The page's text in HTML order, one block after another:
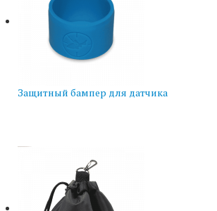
Защитный бампер для датчика